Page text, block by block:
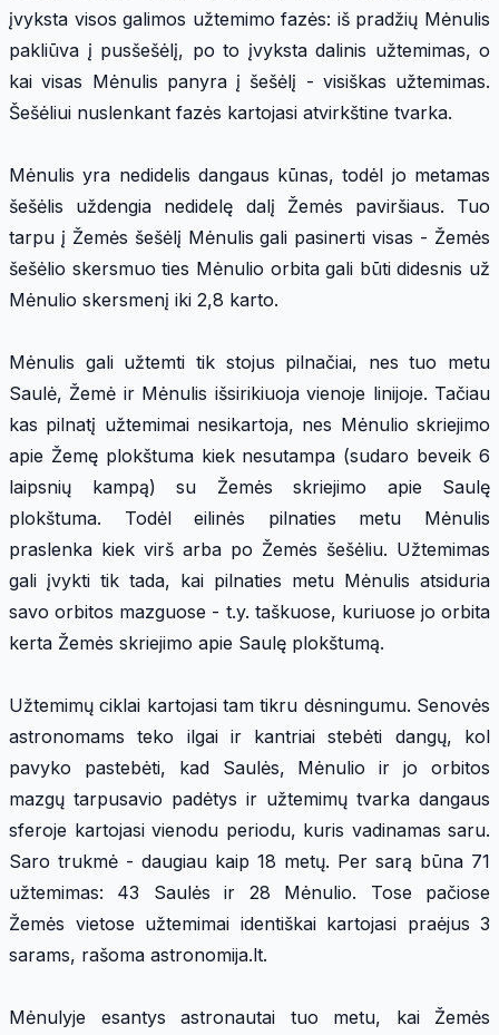
įvyksta visos galimos užtemimo fazės: iš pradžių Mėnulis
pakliūva į pusšešėlį, po to įvyksta dalinis užtemimas, o
kai visas Mėnulis panyra į šešėlį - visiškas užtemimas.
Šešėliui nuslenkant fazės kartojasi atvirkštine tvarka.
Mėnulis yra nedidelis dangaus kūnas, todėl jo metamas
šešėlis uždengia nedidelę dalį Žemės paviršiaus. Tuo
tarpu į Žemės šešėlį Mėnulis gali pasinerti visas - Žemės
šešėlio skersmuo ties Mėnulio orbita gali būti didesnis už
Mėnulio skersmenį iki 2,8 karto.
Mėnulis gali užtemti tik stojus pilnačiai, nes tuo metu
Saulė, Žemė ir Mėnulis išsirikiuoja vienoje linijoje. Tačiau
kas pilnatį užtemimai nesikartoja, nes Mėnulio skriejimo
apie Žemę plokštuma kiek nesutampa (sudaro beveik 6
laipsnių kampą) su Žemės skriejimo apie Saulę
plokštuma. Todėl eilinės pilnaties metu Mėnulis
praslenka kiek virš arba po Žemės šešėliu. Užtemimas
gali įvykti tik tada, kai pilnaties metu Mėnulis atsiduria
savo orbitos mazguose - t.y. taškuose, kuriuose jo orbita
kerta Žemės skriejimo apie Saulę plokštumą.
Užtemimų ciklai kartojasi tam tikru dėsningumu. Senovės
astronomams teko ilgai ir kantriai stebėti dangų, kol
pavyko pastebėti, kad Saulės, Mėnulio ir jo orbitos
mazgų tarpusavio padėtys ir užtemimų tvarka dangaus
sferoje kartojasi vienodu periodu, kuris vadinamas saru.
Saro trukmė - daugiau kaip 18 metų. Per sarą būna 71
užtemimas: 43 Saulės ir 28 Mėnulio. Tose pačiose
Žemės vietose užtemimai identiškai kartojasi praėjus 3
sarams, rašoma astronomija.lt.
Mėnulyje esantys astronautai tuo metu, kai Žemės